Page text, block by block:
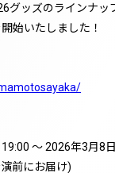
グッズのラインナッ
始いたしました！
～ 2026年3月8
前にお届け)